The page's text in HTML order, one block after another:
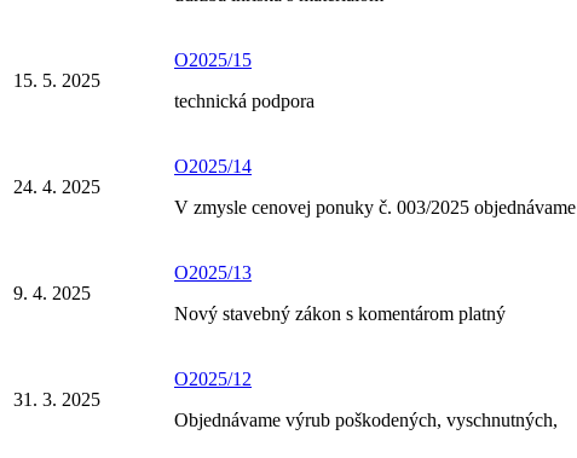
15. 5. 2025
O2025/15
technická podpora
24. 4. 2025
O2025/14
V zmysle cenovej ponuky č. 003/2025 objednávame
9. 4. 2025
O2025/13
Nový stavebný zákon s komentárom platný
31. 3. 2025
O2025/12
Objednávame výrub poškodených, vyschnutných,